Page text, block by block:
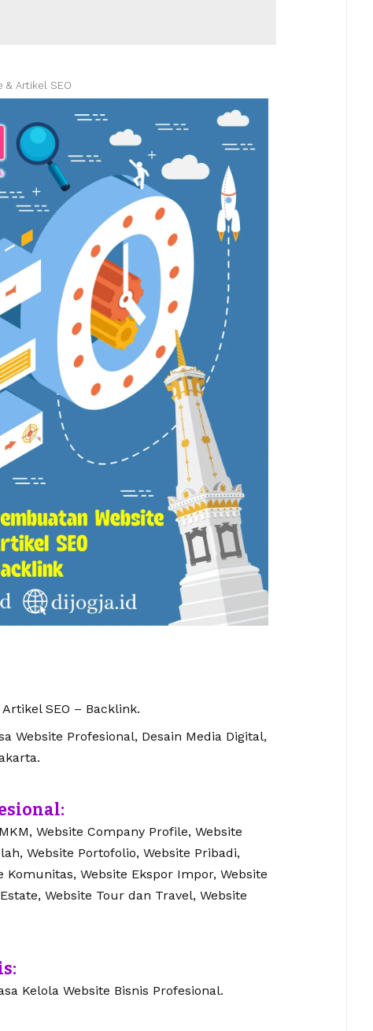
& Artikel SEO
SEO – Backlink.
Website Profesional, Desain Media Digital,
Website Company Profile, Website
Website Portofolio, Website Pribadi,
Komunitas, Website Ekspor Impor, Website
Website Tour dan Travel, Website
Kelola Website Bisnis Profesional.